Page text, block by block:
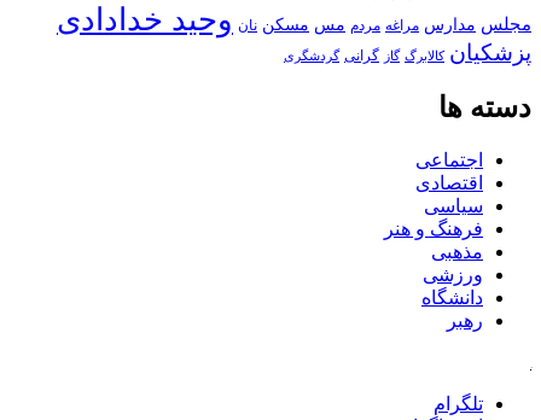
مجلس مدارس مراغه مردم مس مسکن نان وحید خدادادی
پزشکیان کالابرگ گاز گرانی گردشگری
دسته ها
اجتماعی
اقتصادی
سیاسی
فرهنگ و هنر
مذهبی
ورزشی
دانشگاه
رهبر
تلگرام